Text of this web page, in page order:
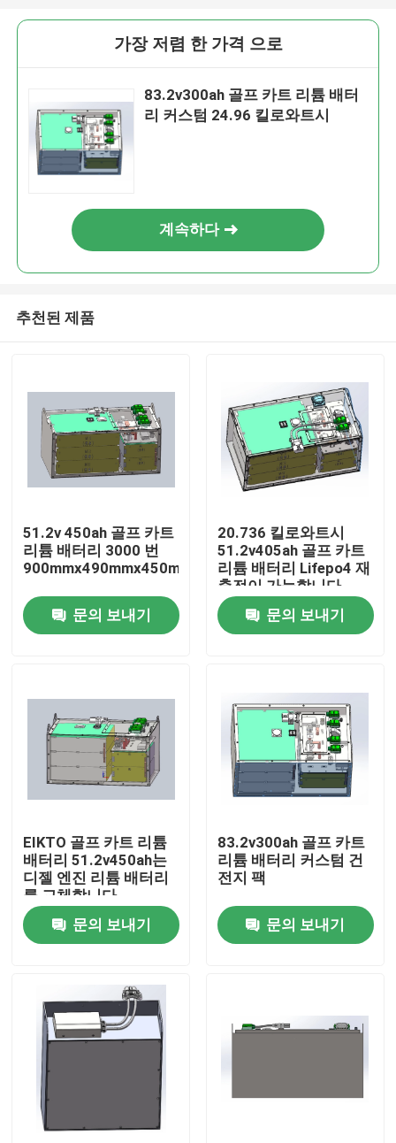
집
우리에 대하여
공장 여행
품질 관리
연락주세요
지게차 리튬 배터리
요트 리튬 배터리
에너지 저장 리튬 배터리
가장 저렴 한 가격 으로
83.2v300ah 골프 카트 리튬 배터
리 커스텀 24.96 킬로와트시
계속하다
추천된 제품
51.2v 450ah 골프 카트
리튬 배터리 3000 번
900mmx490mmx450mm
문의 보내기
20.736 킬로와트시
51.2v405ah 골프 카트
리튬 배터리 Lifepo4 재
충전이 가능합니다
문의 보내기
EIKTO 골프 카트 리튬
배터리 51.2v450ah는
디젤 엔진 리튬 배터리
를 교체합니다
문의 보내기
83.2v300ah 골프 카트
리튬 배터리 커스텀 건
전지 팩
문의 보내기